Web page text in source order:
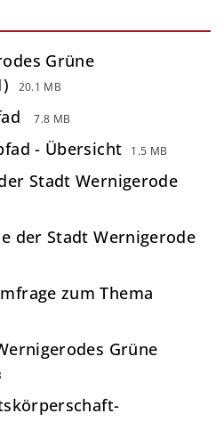
Grüne
20.1 MB
7.8 MB
- Übersicht 1.5 MB
Stadt Wernigerode
der Stadt Wernigerode
zum Thema
Grüne